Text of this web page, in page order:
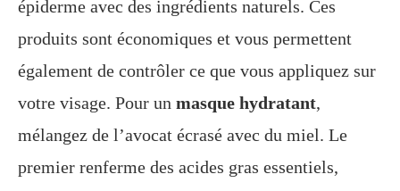
épiderme avec des ingrédients naturels. Ces
produits sont économiques et vous permettent
également de contrôler ce que vous appliquez sur
votre visage. Pour un masque hydratant,
mélangez de l’avocat écrasé avec du miel. Le
premier renferme des acides gras essentiels,